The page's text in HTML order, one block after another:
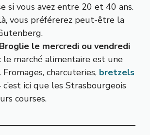
si vous avez entre 20 et 40 ans.
vous préférerez peut-être la
le mercredi ou vendredi
: le marché alimentaire est une
charcuteries, bretzels
ici que les Strasbourgeois
courses.